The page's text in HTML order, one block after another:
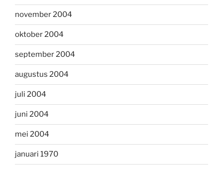
november 2004
oktober 2004
september 2004
augustus 2004
juli 2004
juni 2004
mei 2004
januari 1970